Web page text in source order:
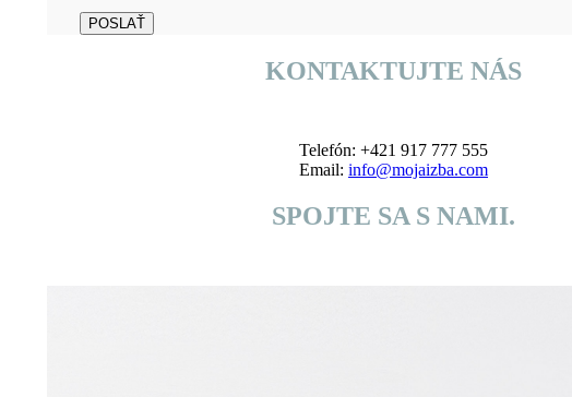
KONTAKTUJTE NÁS
Telefón: +421 917 777 555
Email:info@mojaizba.com
SPOJTE SA S NAMI.